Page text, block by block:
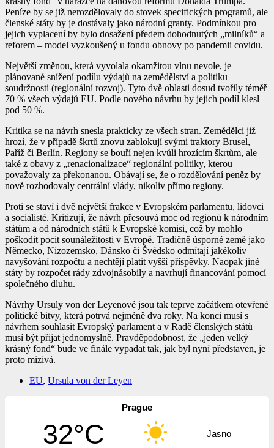
Peníze by se již nerozdělovaly do stovek specifických programů, ale
členské státy by je dostávaly jako národní granty. Podmínkou pro
jejich vyplacení by bylo dosažení předem dohodnutých „milníků“ a
reforem – model vyzkoušený u fondu obnovy po pandemii covidu.
Největší změnou, která vyvolala okamžitou vlnu nevole, je
plánované snížení podílu výdajů na zemědělství a politiku
soudržnosti (regionální rozvoj). Tyto dvě oblasti dosud tvořily téměř
70 % všech výdajů EU. Podle nového návrhu by jejich podíl klesl
pod 50 %.
Kritika se na návrh snesla prakticky ze všech stran. Zemědělci již
hrozí, že v případě škrtů znovu zablokují svými traktory Brusel,
Paříž či Berlín. Regiony se bouří nejen kvůli hrozícím škrtům, ale
také z obavy z „renacionalizace“ regionální politiky, kterou
považovaly za překonanou. Obávají se, že o rozdělování peněz by
nově rozhodovaly centrální vlády, nikoliv přímo regiony.
Proti se staví i dvě největší frakce v Evropském parlamentu, lidovci
a socialisté. Kritizují, že návrh přesouvá moc od regionů k národním
státům a od národních států k Evropské komisi, což by mohlo
poškodit pocit sounáležitosti v Evropě. Tradičně úsporné země jako
Německo, Nizozemsko, Dánsko či Švédsko odmítají jakékoliv
navyšování rozpočtu a nechtějí platit vyšší příspěvky. Naopak jiné
státy by rozpočet rády zdvojnásobily a navrhují financování pomocí
společného dluhu.
Návrhy Ursuly von der Leyenové jsou tak teprve začátkem otevřené
politické bitvy, která potrvá nejméně dva roky. Na konci musí s
návrhem souhlasit Evropský parlament a v Radě členských států
musí být přijat jednomyslně. Pravděpodobnost, že „jeden velký
krásný fond“ bude ve finále vypadat tak, jak byl nyní představen, je
proto mizivá.
EU, Ursula von der Leyen
Prague
32°C Jasno